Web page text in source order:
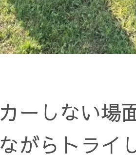
ーしない場
がらトライ